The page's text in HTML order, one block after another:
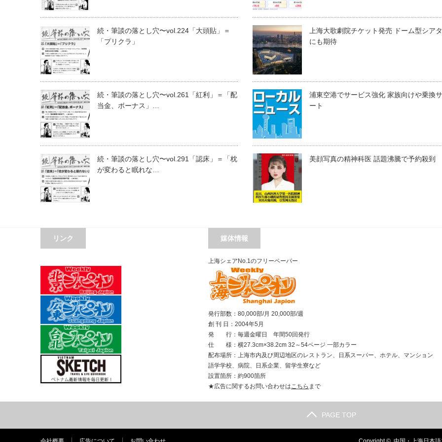
続・筆談の落とし穴〜vol.224「大頭貼」＝
「プリクラ」
続・筆談の落とし穴〜vol.261「紅利」＝「配
当金、ボーナス」…
続・筆談の落とし穴〜vol.291「認床」＝「枕
が変わると眠れな…
上海大歌劇院チケット発売 ドーム型シア
にも期待
浦東空港でサービス強化 家族向けや乗換
ート
美顔写真の精神科医 話題沸騰で予約殺到
リンク 媒体情報
上海シェアNo.1のフリーペーパー
発行部数：80,000部/月 20,000部/週
創 刊 日：2004年5月
発 行：毎週金曜日 年間50回発行
仕 様：横27.3cm×38.2cm 32～54ページ 一部カラー
配布場所：上海市内及び周辺地区のレストラン、日系スーパー、ホテル、マンション
語学学校、病院、日系企業、留学生寮など
設置箇所：約900箇所
★広告に関するお問い合わせはこちら まで
PAGE TOP